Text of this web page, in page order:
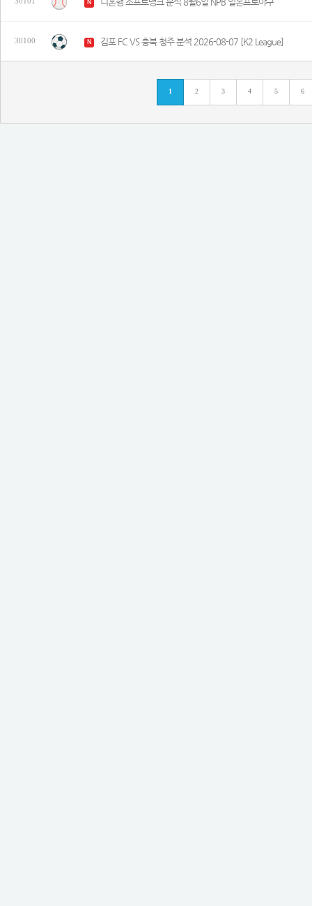
N
30100 N 김포 FC VS 충북 청주 분석 2026-08-07 [K2 League]
1 2 3 4 5 6